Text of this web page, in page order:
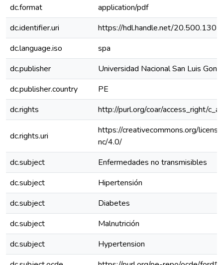
dc.format
application/pdf
dc.identifier.uri
https://hdl.handle.net/
dc.language.iso
spa
dc.publisher
Universidad Nacional San Luis
dc.publisher.country
PE
dc.rights
http://purl.org/coar/access_right/
dc.rights.uri
https://creativecommons.org/
nc/4.0/
dc.subject
Enfermedades no transmisibles
dc.subject
Hipertensión
dc.subject
Diabetes
dc.subject
Malnutrición
dc.subject
Hypertension